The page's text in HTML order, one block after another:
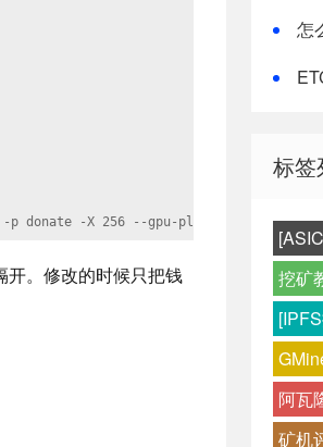
-p donate -X 256 --gpu-platform 1 -g
开。修改的时候只把钱
怎
标签
挖矿
阿瓦
矿机